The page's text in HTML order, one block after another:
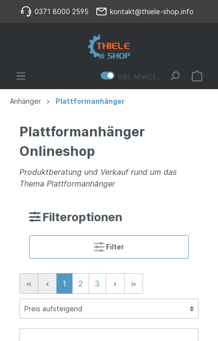
0371 8000 2595 kontakt@thiele-shop.info
inkl. MwSt.
Anhänger Plattformanhänger
Plattformanhänger
Onlineshop
Produktberatung und Verkauf rund um das
Thema Plattformanhänger
Filteroptionen
Filter
1 2 3